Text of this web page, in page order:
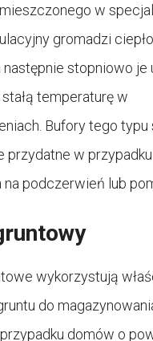
w
gromadzi
następnie stopniowo je
temperaturę w
Bufory tego typu
przydatne w
podczerwień lub
wykorzystują
do
domów o